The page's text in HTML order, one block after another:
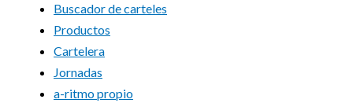
Buscador de carteles
Productos
Cartelera
Jornadas
a-ritmo propio